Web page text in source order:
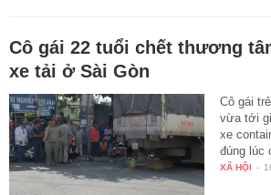
Cô gái 22 tuổi chết thương
xe tải ở Sài Gòn
Cô gái
vừa tới
xe
đúng lúc
XÃ HỘI -